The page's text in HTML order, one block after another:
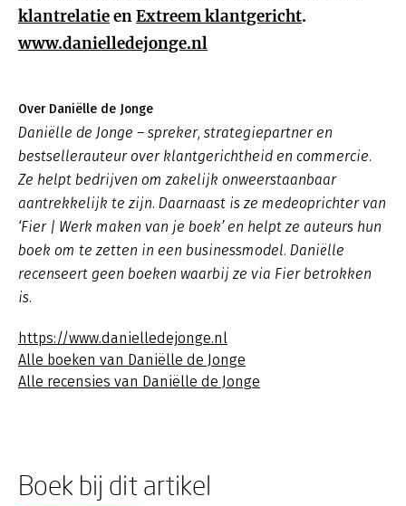
klantrelatieenExtreem klantgericht.
www.danielledejonge.nl
Over Daniëlle de Jonge
Daniëlle de Jonge – spreker, strategiepartner en
bestsellerauteur over klantgerichtheid en commercie.
Ze helpt bedrijven om zakelijk onweerstaanbaar
aantrekkelijk te zijn. Daarnaast is ze medeoprichter van
‘Fier | Werk maken van je boek’ en helpt ze auteurs hun
boek om te zetten in een businessmodel. Daniëlle
recenseert geen boeken waarbij ze via Fier betrokken
is.
https://www.danielledejonge.nl
Alle boeken van Daniëlle de Jonge
Alle recensies van Daniëlle de Jonge
Boek bij dit artikel